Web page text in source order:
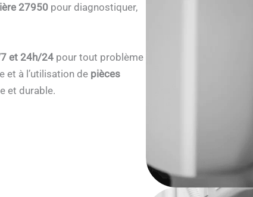
27950pour diagnostiquer,
et 24h/24pour tout problème
et à l’utilisation de pièces
et durable.